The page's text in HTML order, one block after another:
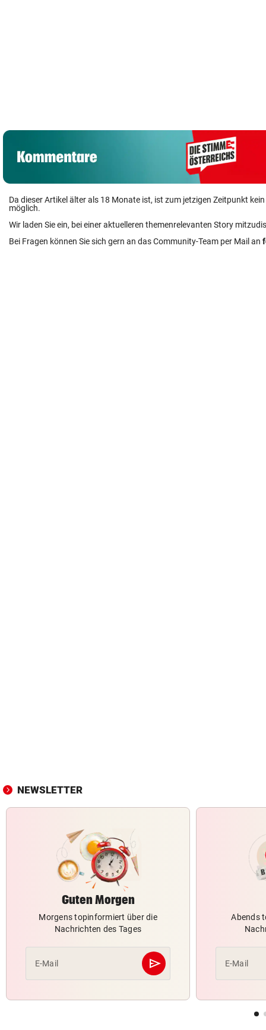
Da dieser Artikel älter als 18 Monate ist, ist zum jetzigen Zeitpunkt
möglich.
Wir laden Sie ein, bei einer aktuelleren themenrelevanten Story
Bei Fragen können Sie sich gern an das Community-Team per Mail an
NEWSLETTER
Guten Morgen
Morgens topinformiert über die
Nachrichten des Tages
E-Mail send
Abschicken
Abends
E-Mail